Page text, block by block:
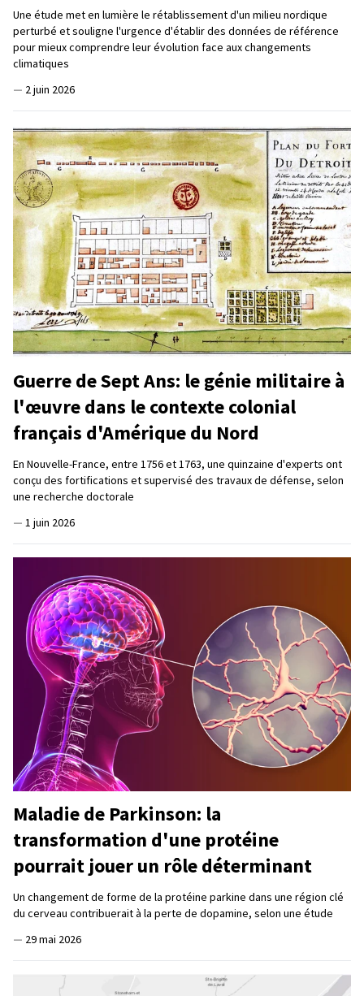
Une étude met en lumière le rétablissement d'un milieu nordique
perturbé et souligne l'urgence d'établir des données de référence
pour mieux comprendre leur évolution face aux changements
climatiques
— 2 juin 2026
Guerre de Sept Ans: le génie militaire à
l'œuvre dans le contexte colonial
français d'Amérique du Nord
En Nouvelle-France, entre 1756 et 1763, une quinzaine d'experts ont
conçu des fortifications et supervisé des travaux de défense, selon
une recherche doctorale
— 1 juin 2026
Maladie de Parkinson: la
transformation d'une protéine
pourrait jouer un rôle déterminant
Un changement de forme de la protéine parkine dans une région clé
du cerveau contribuerait à la perte de dopamine, selon une étude
— 29 mai 2026